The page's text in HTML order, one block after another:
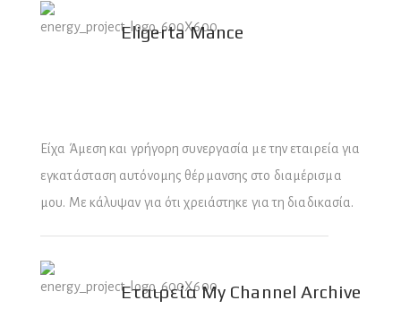
Eligerta Mance
Είχα Άμεση και γρήγορη συνεργασία με την εταιρεία για
εγκατάσταση αυτόνομης θέρμανσης στο διαμέρισμα
μου. Με κάλυψαν για ότι χρειάστηκε για τη διαδικασία.
Εταιρεία My Channel Αrchive